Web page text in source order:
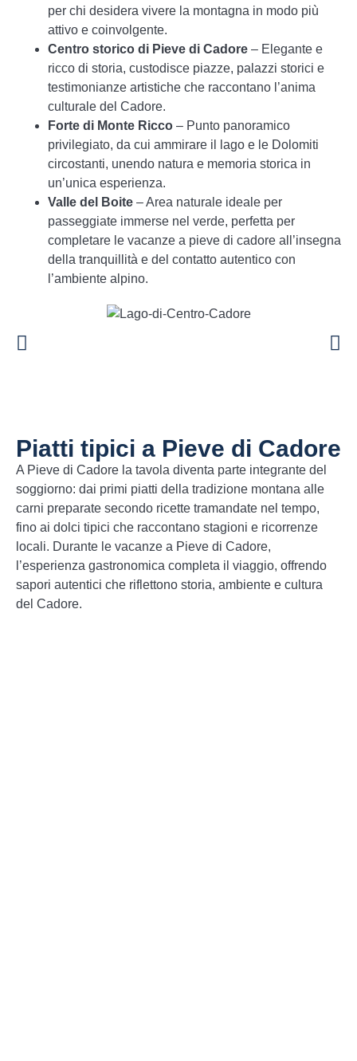
per chi desidera vivere la montagna in modo più
attivo e coinvolgente.
Centro storico di Pieve di Cadore – Elegante e
ricco di storia, custodisce piazze, palazzi storici e
testimonianze artistiche che raccontano l’anima
culturale del Cadore.
Forte di Monte Ricco – Punto panoramico
privilegiato, da cui ammirare il lago e le Dolomiti
circostanti, unendo natura e memoria storica in
un’unica esperienza.
Valle del Boite – Area naturale ideale per
passeggiate immerse nel verde, perfetta per
completare le vacanze a pieve di cadore all’insegna
della tranquillità e del contatto autentico con
l’ambiente alpino.
Piatti tipici a Pieve di Cadore
A Pieve di Cadore la tavola diventa parte integrante del
soggiorno: dai primi piatti della tradizione montana alle
carni preparate secondo ricette tramandate nel tempo,
fino ai dolci tipici che raccontano stagioni e ricorrenze
locali. Durante le vacanze a Pieve di Cadore,
l’esperienza gastronomica completa il viaggio, offrendo
sapori autentici che riflettono storia, ambiente e cultura
del Cadore.